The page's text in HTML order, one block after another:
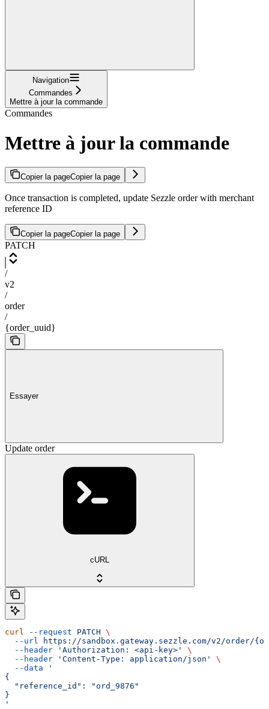
Navigation
Commandes
Mettre à jour la commande
Commandes
Mettre à jour la commande
Copier la pageCopier la page
Once transaction is completed, update Sezzle order with merchant
reference ID
Copier la pageCopier la page
PATCH
/
v2
/
order
/
{order_uuid}
Essayer
Update order
cURL
curl --request PATCH \
  --url
https://sandbox.gateway.sezzle.com/v2/order/
  --header
'Authorization: <api-key>'
\
  --header
'Content-Type: application/json'
\
  --data
'
{
  "reference_id": "ord_9876"
}
'